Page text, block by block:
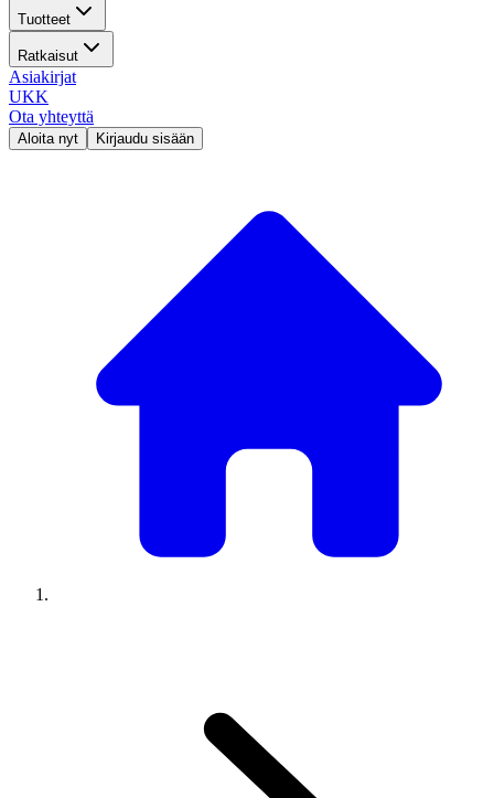
Tuotteet
Ratkaisut
Asiakirjat
UKK
Ota yhteyttä
Aloita nyt Kirjaudu sisään